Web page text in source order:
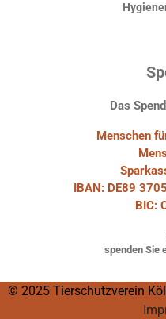
Das
Menschen
IBAN: DE89
BIC:
spenden Sie
© 2025 Tierschutzverein